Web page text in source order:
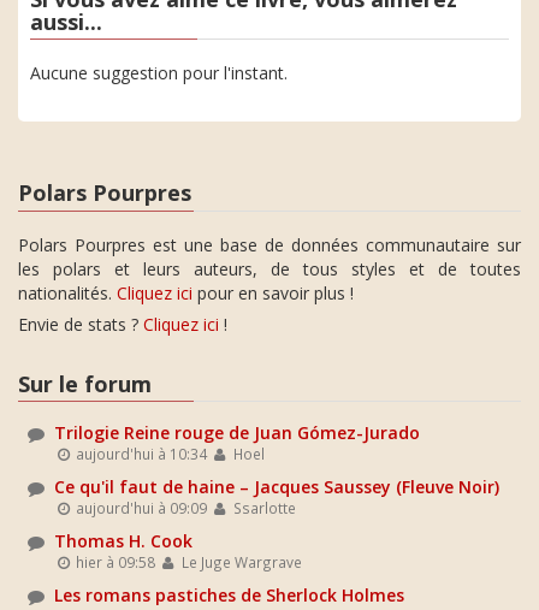
aussi...
Aucune suggestion pour l'instant.
Polars Pourpres
Polars Pourpres est une base de données communautaire sur
les polars et leurs auteurs, de tous styles et de toutes
nationalités. Cliquez ici pour en savoir plus !
Envie de stats ? Cliquez ici !
Sur le forum
Trilogie Reine rouge de Juan Gómez-Jurado
aujourd'hui à 10:34 Hoel
Ce qu'il faut de haine – Jacques Saussey (Fleuve Noir)
aujourd'hui à 09:09 Ssarlotte
Thomas H. Cook
hier à 09:58 Le Juge Wargrave
Les romans pastiches de Sherlock Holmes